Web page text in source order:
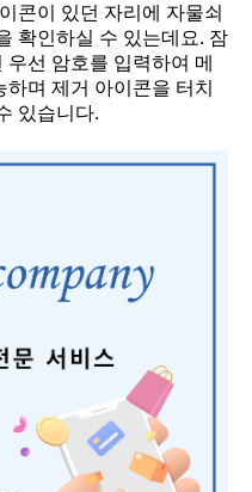
콘이 있던 자리에 자물쇠
확인하실 수 있는데요. 잠
선 암호를 입력하여 메
며 제거 아이콘을 터치
있습니다.